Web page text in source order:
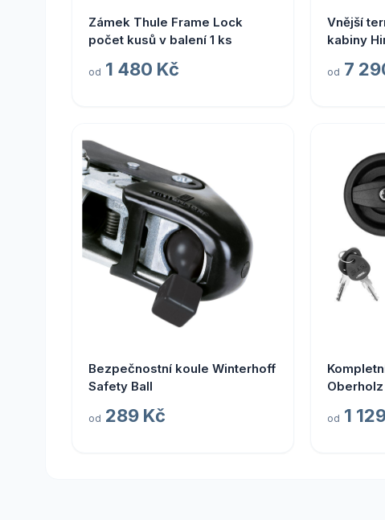
Zámek Thule Frame Lock
počet kusů v balení 1 ks
od 1 480 Kč
Vnější
kabiny
od 7
Bezpečnostní koule Winterhoff
Safety Ball
od 289 Kč od 1